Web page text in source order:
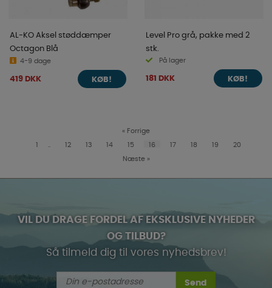
AL-KO Aksel støddæmper
Octagon Blå
4-9 dage
419 DKK KØB!
Level Pro grå, pakke med 2
stk.
På lager
181 DKK KØB!
« Forrige
1 12 13 14 15 16 17 18 19 20
Næste »
VIL DU DRAGE FORDEL AF EKSKLUSIVE NYHEDER
OG TILBUD?
Så tilmeld dig til vores nyhedsbrev!
Send